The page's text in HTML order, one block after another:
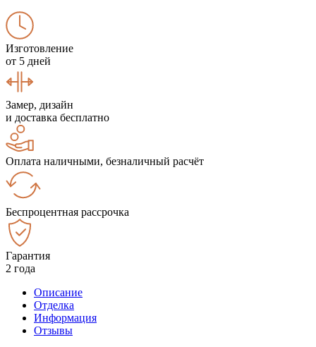
Изготовление
от 5 дней
Замер, дизайн
и доставка бесплатно
Оплата наличными, безналичный расчёт
Беспроцентная рассрочка
Гарантия
2 года
Описание
Отделка
Информация
Отзывы